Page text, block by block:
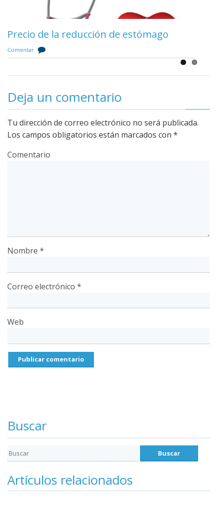
Precio de la reducción de estómago
Comentar
Reducción de estómago en la Seguridad
Social
Comentar
Deja un comentario
Tu dirección de correo electrónico no será publicada.
Los campos obligatorios están marcados con *
Comentario
Nombre *
Correo electrónico *
Web
Buscar
Artículos relacionados